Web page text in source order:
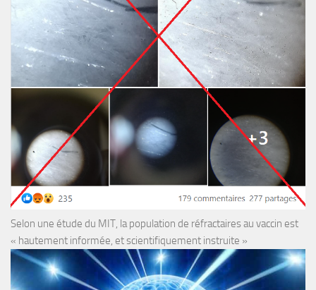
Selon une étude du MIT, la population de réfractaires au vaccin est
« hautement informée, et scientifiquement instruite »